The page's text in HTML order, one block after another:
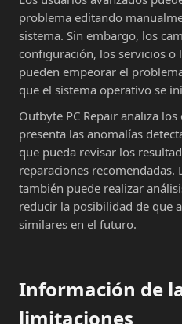
problema editando
sistema. Sin embargo, los
configuración, los servicios o
pueden empeorar el
que el sistema operativo se
Outbyte PC Repair analiza
presenta las anomalías
que pueda revisar los
reparaciones recomendadas.
también puede realizar
reducir la posibilidad de que
similares en el futuro.
Información de
limitaciones